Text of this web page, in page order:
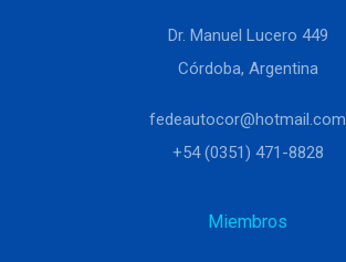
Dr. Manuel Lucero 449
Córdoba, Argentina
fedeautocor@hotmail.com
+54 (0351) 471-8828
Miembros